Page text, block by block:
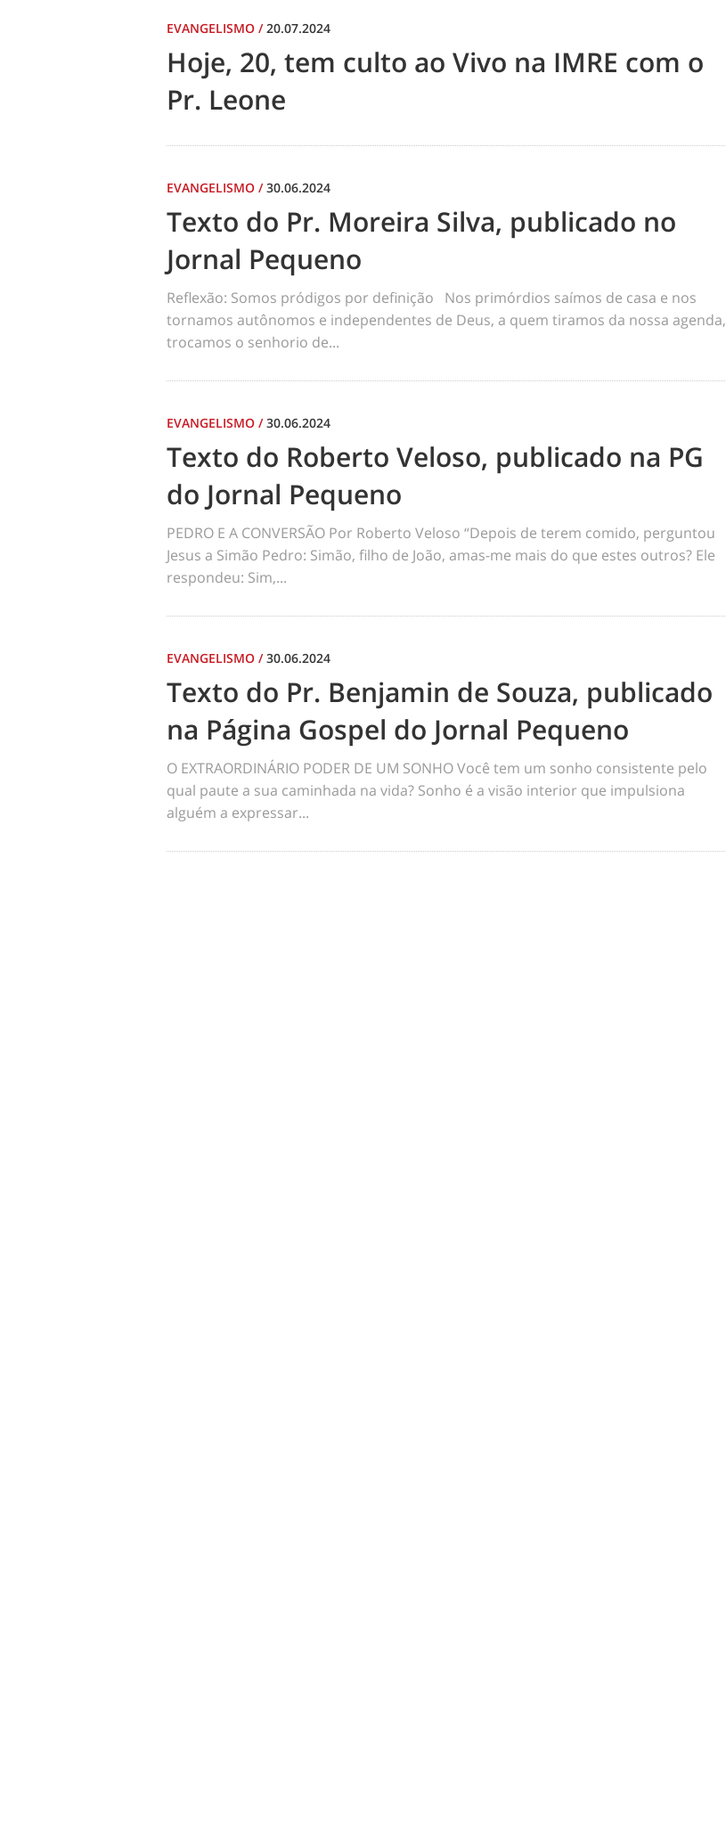
EVANGELISMO /20.07.2024
Hoje, 20, tem culto ao Vivo na IMRE com o
Pr. Leone
EVANGELISMO /30.06.2024
Texto do Pr. Moreira Silva, publicado no
Jornal Pequeno
Reflexão: Somos pródigos por definição Nos primórdios saímos de casa e nos
tornamos autônomos e independentes de Deus, a quem tiramos da nossa agenda,
trocamos o senhorio de...
EVANGELISMO /30.06.2024
Texto do Roberto Veloso, publicado na PG
do Jornal Pequeno
PEDRO E A CONVERSÃO Por Roberto Veloso “Depois de terem comido, perguntou
Jesus a Simão Pedro: Simão, filho de João, amas-me mais do que estes outros? Ele
respondeu: Sim,...
EVANGELISMO /30.06.2024
Texto do Pr. Benjamin de Souza, publicado
na Página Gospel do Jornal Pequeno
O EXTRAORDINÁRIO PODER DE UM SONHO Você tem um sonho consistente pelo
qual paute a sua caminhada na vida? Sonho é a visão interior que impulsiona
alguém a expressar...